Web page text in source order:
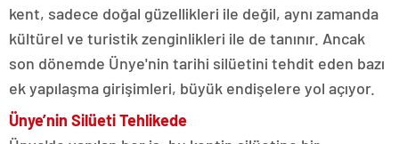
kent, sadece doğal güzellikleri ile değil, aynı zamanda
kültürel ve turistik zenginlikleri ile de tanınır. Ancak
son dönemde Ünye'nin tarihi silüetini tehdit eden bazı
ek yapılaşma girişimleri, büyük endişelere yol açıyor.
Ünye’nin Silüeti Tehlikede